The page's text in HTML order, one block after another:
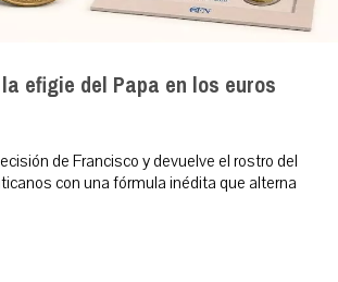
efigie del Papa en los euros
de Francisco y devuelve el rostro del
con una fórmula inédita que alterna